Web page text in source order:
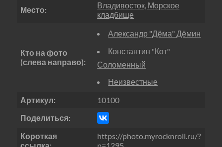
Место:
Владивосток, Морское
кладбище
Кто на фото
(слева направо):
Александр "Дёма" Дёмин
Константин "Кот"
Соломенный
Неизвестные
Артикул:
10100
Поделиться:
Короткая
https://photo.myrocknroll.ru/?